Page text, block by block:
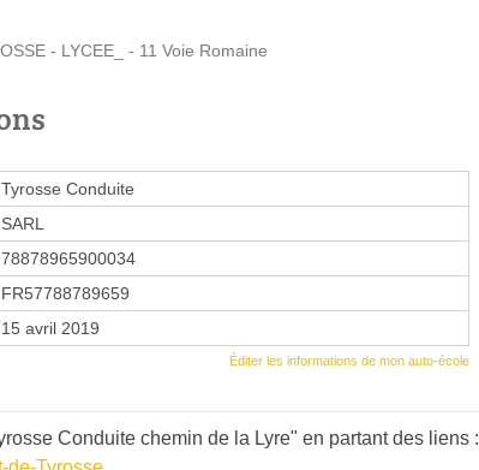
- LYCEE_ - 11 Voie Romaine
Tyrosse Conduite
SARL
78878965900034
FR57788789659
15 avril 2019
Éditer les informations de mon auto-école
Conduite chemin de la Lyre" en partant des liens :